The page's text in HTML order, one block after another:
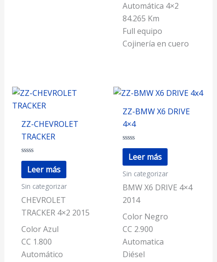
Automática 4×2
84.265 Km
Full equipo
Cojinería en cuero
ZZ-CHEVROLET
TRACKER
Valorado
con
de
5
Leer más
Sin categorizar
CHEVROLET
TRACKER 4×2 2015
Color Azul
CC 1.800
Automático
ZZ-BMW X6 DRIVE
4×4
Valorado
con
de
5
Leer más
Sin categorizar
BMW X6 DRIVE 4×4
2014
Color Negro
CC 2.900
Automatica
Diésel